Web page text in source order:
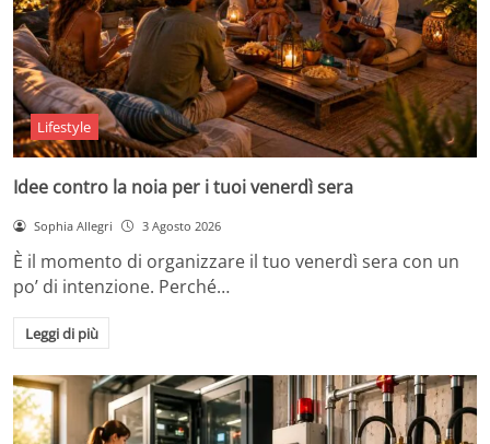
Lifestyle
Idee contro la noia per i tuoi venerdì sera
Sophia Allegri 3 Agosto 2026
È il momento di organizzare il tuo venerdì sera con un
po’ di intenzione. Perché…
Leggi di più